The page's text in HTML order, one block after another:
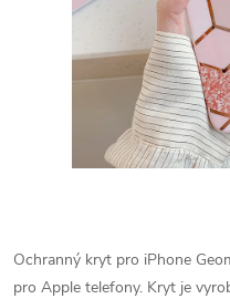
Ochranný kryt pro iPhone
pro Apple telefony. Kryt je